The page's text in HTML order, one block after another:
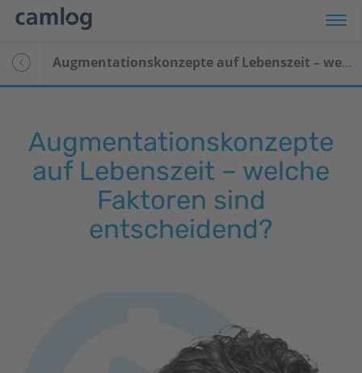
Augmentationskonzepte auf Lebenszeit – welche Faktoren sind entscheidend?
Augmentationskonzepte
auf Lebenszeit – welche
Faktoren sind
entscheidend?